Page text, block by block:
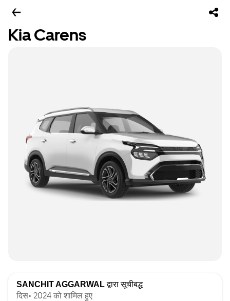
Kia Carens
SANCHIT AGGARWALद्वारा सूचीबद्ध
दिस॰ 2024 को शामिल हुए